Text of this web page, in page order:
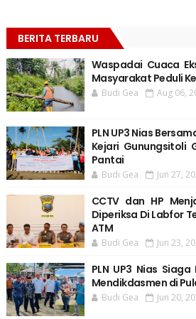
BERITA TERBARU
Waspadai Cuaca
Masyarakat Peduli
Budi Gea Aug 06,
PLN UP3 Nias
Kejari Gunungsitoli
Pantai
Budi Gea Jun 27,
CCTV dan HP
Diperiksa Di Labfor
ATM
Budi Gea Jun 23,
PLN UP3 Nias
Mendikdasmen di
Budi Gea Jun 20,